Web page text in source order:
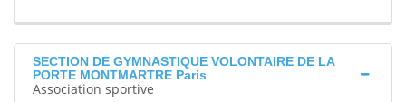
SECTION DE GYMNASTIQUE VOLONTAIRE DE LA
PORTE MONTMARTRE Paris
Association sportive